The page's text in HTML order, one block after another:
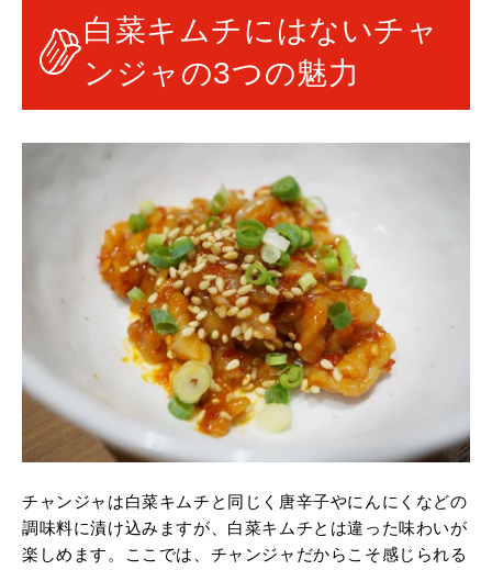
白菜キムチにはないチャ
ンジャの3つの魅力
チャンジャは白菜キムチと同じく唐辛子やにんにくなどの
調味料に漬け込みますが、白菜キムチとは違った味わいが
楽しめます。ここでは、チャンジャだからこそ感じられる